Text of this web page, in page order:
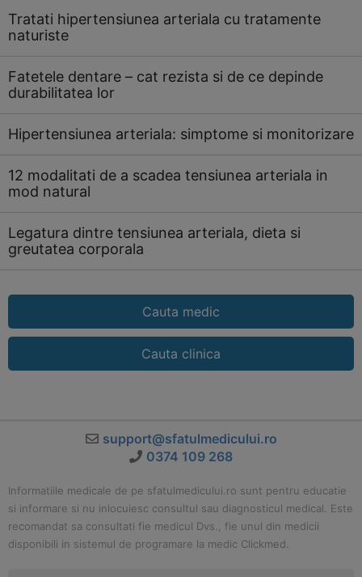
Tratati hipertensiunea arteriala cu tratamente
naturiste
Fatetele dentare – cat rezista si de ce depinde
durabilitatea lor
Hipertensiunea arteriala: simptome si monitorizare
12 modalitati de a scadea tensiunea arteriala in
mod natural
Legatura dintre tensiunea arteriala, dieta si
greutatea corporala
Cauta medic
Cauta clinica
support@sfatulmedicului.ro
0374 109 268
Informatiile medicale de pe sfatulmedicului.ro sunt pentru educatie
si informare si nu inlocuiesc consultul sau diagnosticul medical. Este
recomandat sa consultati fie medicul Dvs., fie unul din medicii
disponibili in sistemul de programare la medic Clickmed.